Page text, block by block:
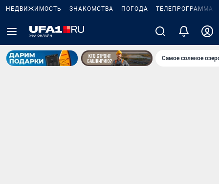
НЕДВИЖИМОСТЬ ЗНАКОМСТВА ПОГОДА ТЕЛЕПРОГРАММА
Самое соленое